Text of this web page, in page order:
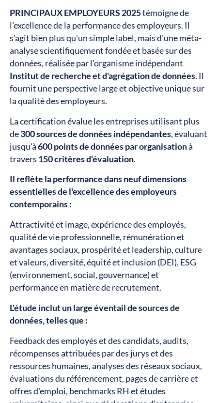
PRINCIPAUX EMPLOYEURS 2025témoigne de
l'excellence de la performance des employeurs. Il
s'agit bien plus qu'un simple label, mais d'une méta-
analyse scientifiquement fondée et basée sur des
données, réalisée par l'organisme indépendant
Institut de recherche et d'agrégation de données. Il
fournit une perspective large et objective unique sur
la qualité des employeurs.
La certification évalue les entreprises utilisant plus
de300 sources de données indépendantes, évaluant
jusqu'à600 points de données par organisationà
travers 150 critères d'évaluation.
Il reflète la performance dans neuf dimensions
essentielles de l'excellence des employeurs
contemporains :
Attractivité et image, expérience des employés,
qualité de vie professionnelle, rémunération et
avantages sociaux, prospérité et leadership, culture
et valeurs, diversité, équité et inclusion (DEI), ESG
(environnement, social, gouvernance) et
performance en matière de recrutement.
L'étude inclut un large éventail de sources de
données, telles que :
Feedback des employés et des candidats, audits,
récompenses attribuées par des jurys et des
ressources humaines, analyses des réseaux sociaux,
évaluations du référencement, pages de carrière et
offres d'emploi, benchmarks RH et études